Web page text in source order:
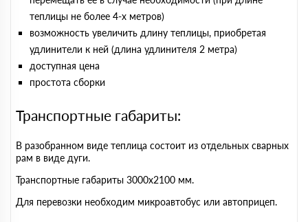
теплицы не более 4-х метров)
возможность увеличить длину теплицы, приобретая
удлинители к ней (длина удлинителя 2 метра)
доступная цена
простота сборки
Транспортные габариты:
В разобранном виде теплица состоит из отдельных сварных
рам в виде дуги.
Транспортные габариты 3000х2100 мм.
Для перевозки необходим микроавтобус или автоприцеп.